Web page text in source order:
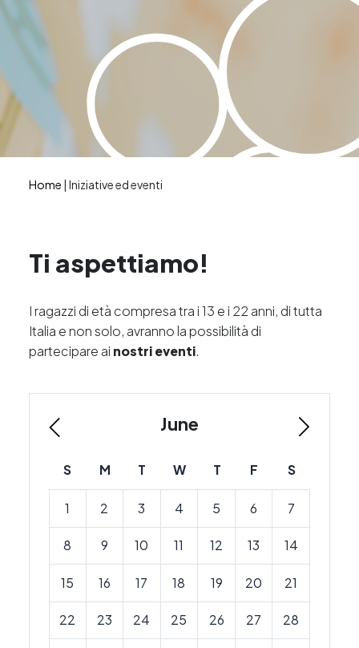
Home | Iniziative ed eventi
Ti aspettiamo!
I ragazzi di età compresa tra i 13 e i 22 anni, di tutta
Italia e non solo, avranno la possibilità di
partecipare ai nostri eventi.
June
S M T W T F S
1 2 3 4 5 6 7
8 9 10 11 12 13 14
15 16 17 18 19 20 21
22 23 24 25 26 27 28